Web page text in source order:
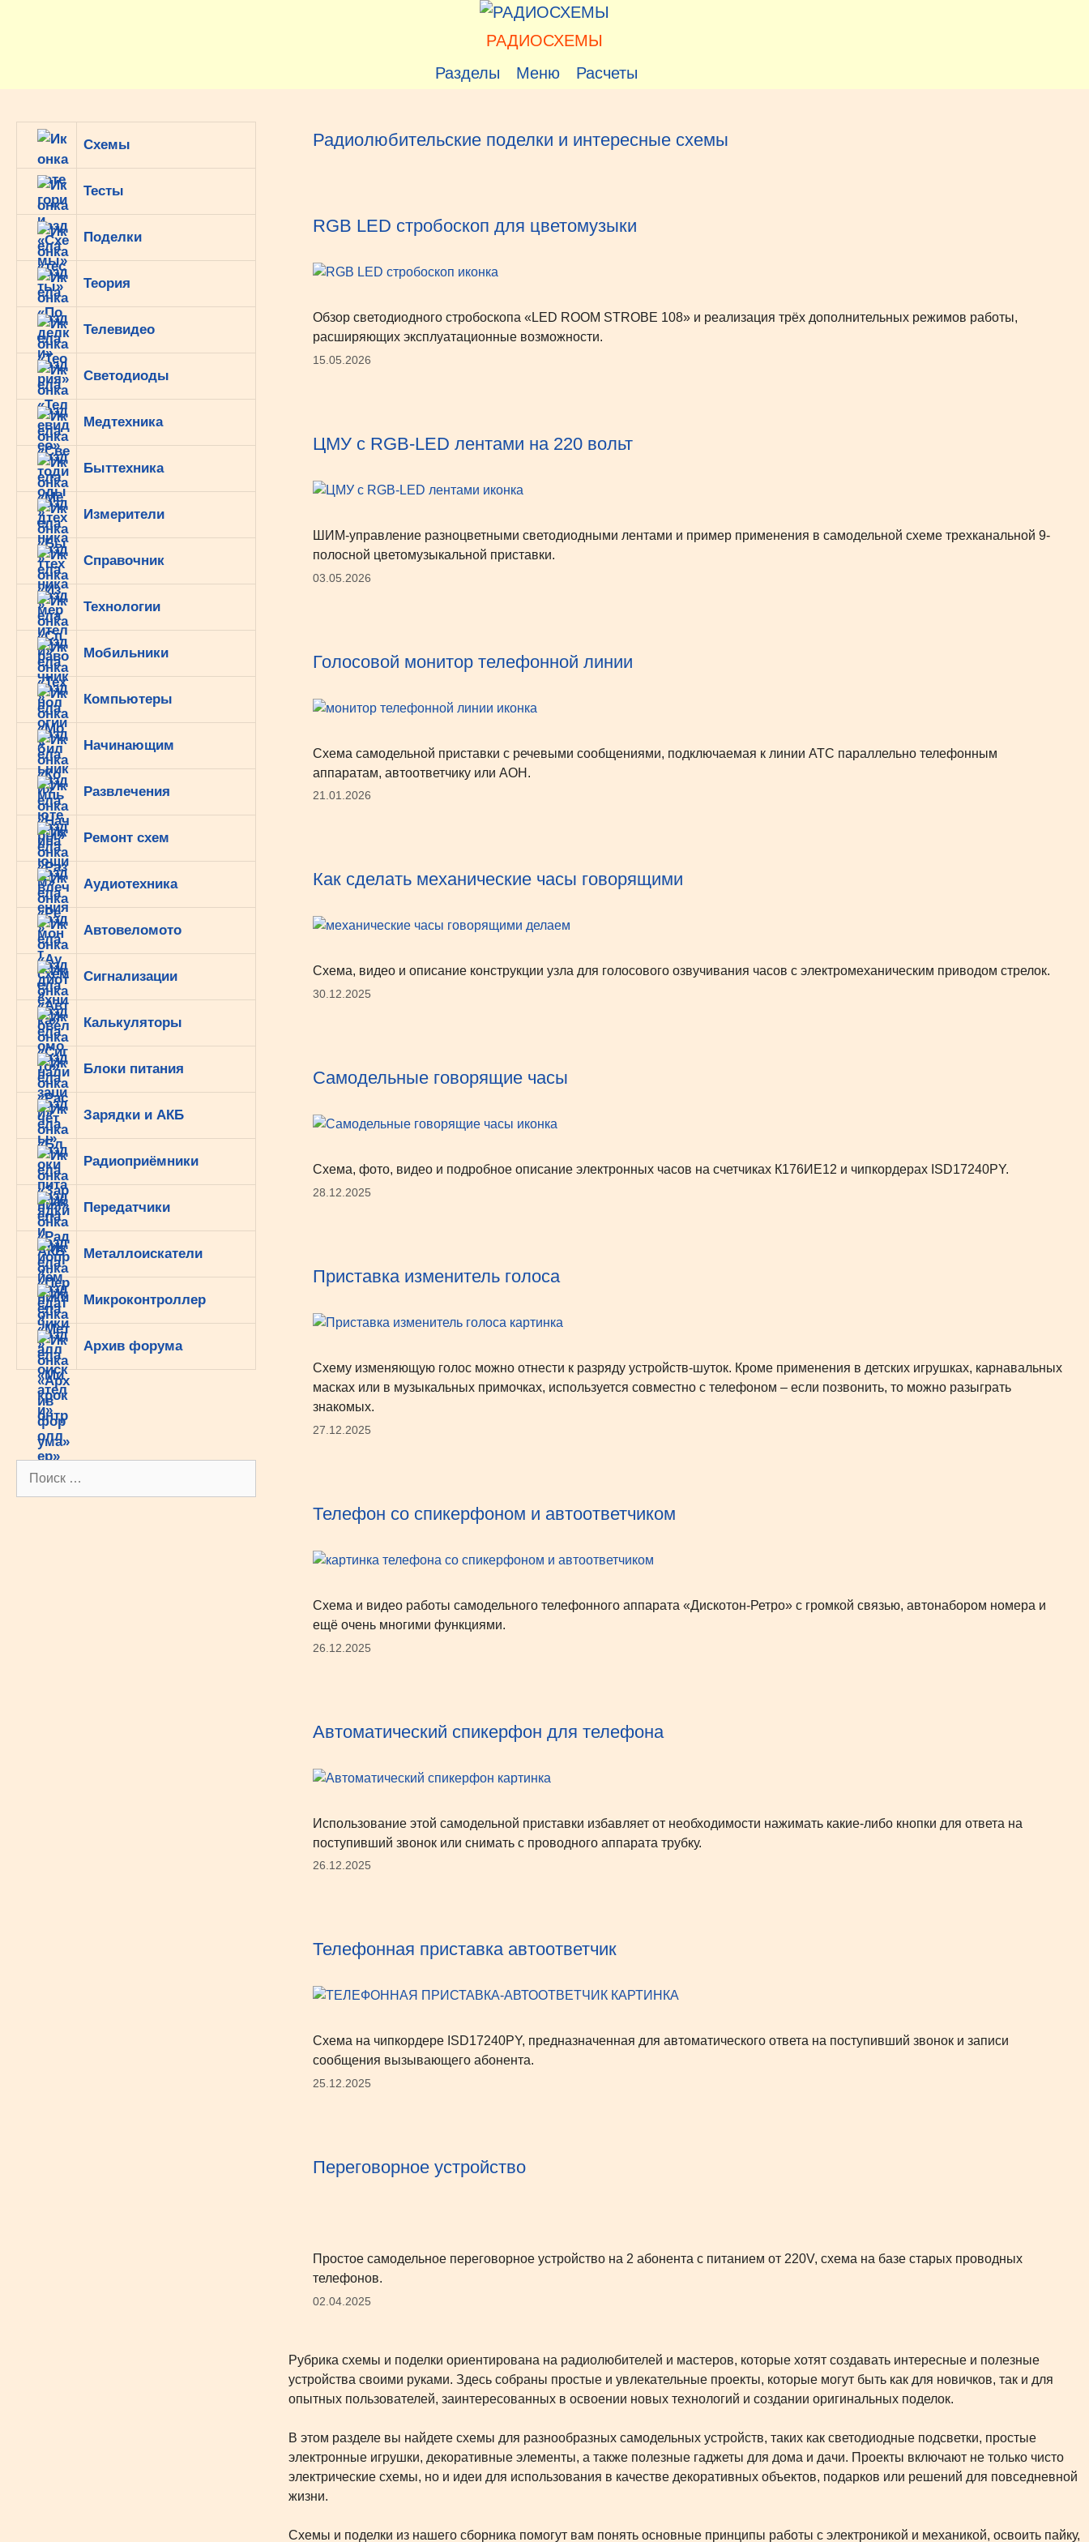
РАДИОСХЕМЫ
Разделы
Меню Расчеты
Радиолюбительские поделки и интересные схемы
RGB LED стробоскоп для цветомузыки
Обзор светодиодного стробоскопа «LED ROOM STROBE 108» и реализация трёх дополнительных режимов работы,
расширяющих эксплуатационные возможности.
15.05.2026
ЦМУ с RGB-LED лентами на 220 вольт
ШИМ-управление разноцветными светодиодными лентами и пример применения в самодельной схеме трехканальной 9-
полосной цветомузыкальной приставки.
03.05.2026
Голосовой монитор телефонной линии
Схема самодельной приставки с речевыми сообщениями, подключаемая к линии АТС параллельно телефонным
аппаратам, автоответчику или АОН.
21.01.2026
Как сделать механические часы говорящими
Схема, видео и описание конструкции узла для голосового озвучивания часов с электромеханическим приводом стрелок.
30.12.2025
Самодельные говорящие часы
Схема, фото, видео и подробное описание электронных часов на счетчиках К176ИЕ12 и чипкордерах ISD17240PY.
28.12.2025
Приставка изменитель голоса
Схему изменяющую голос можно отнести к разряду устройств-шуток. Кроме применения в детских игрушках, карнавальных
масках или в музыкальных примочках, используется совместно с телефоном – если позвонить, то можно разыграть
знакомых.
27.12.2025
Телефон со спикерфоном и автоответчиком
Схема и видео работы самодельного телефонного аппарата «Дискотон-Ретро» с громкой связью, автонабором номера и
ещё очень многими функциями.
26.12.2025
Автоматический спикерфон для телефона
Использование этой самодельной приставки избавляет от необходимости нажимать какие-либо кнопки для ответа на
поступивший звонок или снимать с проводного аппарата трубку.
26.12.2025
Телефонная приставка автоответчик
Схема на чипкордере ISD17240PY, предназначенная для автоматического ответа на поступивший звонок и записи
сообщения вызывающего абонента.
25.12.2025
Переговорное устройство
Простое самодельное переговорное устройство на 2 абонента с питанием от 220V, схема на базе старых проводных
телефонов.
02.04.2025
Рубрика схемы и поделки ориентирована на радиолюбителей и мастеров, которые хотят создавать интересные и полезные
устройства своими руками. Здесь собраны простые и увлекательные проекты, которые могут быть как для новичков, так и для
опытных пользователей, заинтересованных в освоении новых технологий и создании оригинальных поделок.
В этом разделе вы найдете схемы для разнообразных самодельных устройств, таких как светодиодные подсветки, простые
электронные игрушки, декоративные элементы, а также полезные гаджеты для дома и дачи. Проекты включают не только чисто
электрические схемы, но и идеи для использования в качестве декоративных объектов, подарков или решений для повседневной
жизни.
Схемы и поделки из нашего сборника помогут вам понять основные принципы работы с электроникой и механикой, освоить пайку,
Схемы
Тесты
Поделки
Теория
Телевидео
Светодиоды
Медтехника
Быттехника
Измерители
Справочник
Технологии
Мобильники
Компьютеры
Начинающим
Развлечения
Ремонт схем
Аудиотехника
Автовеломото
Сигнализации
Калькуляторы
Блоки питания
Зарядки и АКБ
Радиоприёмники
Передатчики
Металлоискатели
Микроконтроллер
Архив форума